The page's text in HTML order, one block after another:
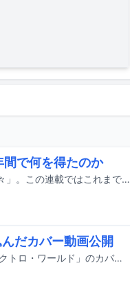
で何を得たのか
音楽の仕事に携わる映像作家たちに焦点を当てる「映像で音楽を奏でる人々」。この連載ではこれまで、ミュージックビデオの監督を中心にさまざまな人々の話を聞いてきたが、今回登場するのはNHK Eテレの美術番組「びじゅチューン！」で知られる井上涼だ。「びじゅチューン！」ではアニメーション制作のみならず、作詞作曲から歌唱までもすべて1人で手がけていた井上。難解に思われがちな美術作品を自分なりに解釈し、ユニークなアニメーションと音楽で紹介することで、彼は子供たちをはじめ多くの人の心をつかんできた。そしてこの番組は2025年度（2026年3月）をもって、惜しまれつつもレギュラー放送を終了した。そこで今回は「びじゅチューン！」の13年間を総括する振り返りとして、オリジナリティあふれるポップな作品を生み出す背景や、1人ですべてをこなす制作の裏側、映像と音楽それぞれのルーツ、そして次なるステップへと向かう現在の心境まで、たっぷり語ってもらった。
だカバー動画公開
f5veのKAEDE、MIYUU、SAYAKAが、昨日7月1日にPerfumeの楽曲「エレクトロ・ワールド」のカバー動画をYouTubeで公開した。